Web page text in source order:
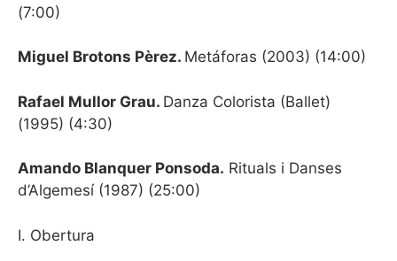
(7:00)
Miguel Brotons Pèrez. Metáforas (2003) (14:00)
Rafael Mullor Grau. Danza Colorista (Ballet)
(1995) (4:30)
Amando Blanquer Ponsoda. Rituals i Danses
d’Algemesí (1987) (25:00)
I. Obertura